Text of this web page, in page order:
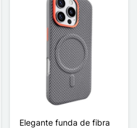
Elegante funda de fibra